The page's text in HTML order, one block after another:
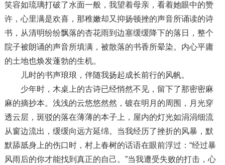
笑容如琉璃打破了水面一般，我望着母亲，看着她眼中的赞
许，心里满是欢喜，那稚嫩却又抑扬顿挫的声音所诵读的诗
书，从清明纷纷飘落的杏花雨到边塞缓缓降下的落日，整个
院子被朗诵的声音所填满，被散落的书香所晕染。内心平庸
的土地也焕发蓬勃的生机。
儿时的书声琅琅，伴随我扬起成长前行的风帆。
少年时，木桌上的古诗已经悄然不见，留下了那密密麻
麻的摘抄本。浅浅的云悠悠然然，镀在明月的周围，月光穿
透云层，斑驳的落在薄薄的本子上，屋内的灯光如涓涓细流
从窗边流出，缓缓向远方延绵。当我经历了挫折的风暴，默
默舔舐身上的伤口时，村上春树的话语在眼前浮过：“经过暴
风雨后的你才能找到真正的自己。”当我遭受失败的打击，心